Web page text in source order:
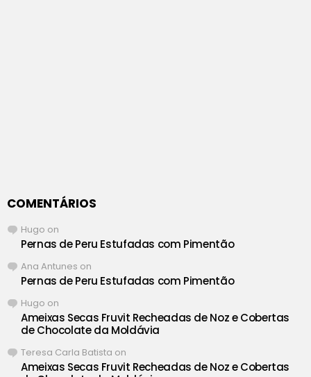
COMENTÁRIOS
Hugo on
Pernas de Peru Estufadas com Pimentão
Ana Antunes on
Pernas de Peru Estufadas com Pimentão
Hugo on
Ameixas Secas Fruvit Recheadas de Noz e Cobertas
de Chocolate da Moldávia
Teresa Carla Batista on
Ameixas Secas Fruvit Recheadas de Noz e Cobertas